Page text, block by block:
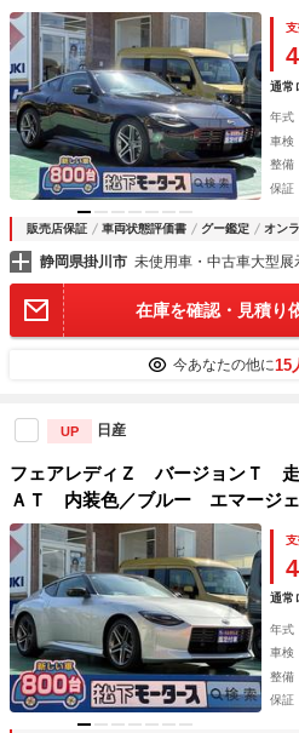
ッドランプ バックモニター ＥＴ
ング パドルシフト ３連サブメ
レーキ
通常
年式
車検
整備
保証
販売店保証 車両状態評価書 グー鑑定 オン
静岡県掛川市 未使用車・中古車大型
在庫を確認・見積り
今あなたの他に15
UP 日産
フェアレディＺ バージョンＴ
ＡＴ 内装色／ブルー エマージ
ッドライト ニッサンコネクトナ
２．０ ＢＯＳＥサウンドシステ
トキー
通常
年式
車検
整備
保証